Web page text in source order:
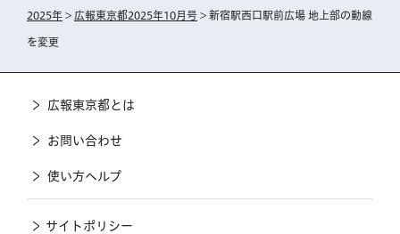
2025年 > 広報東京都2025年10月号 > 新宿駅西口駅前広場 地上部の動線
を変更
広報東京都とは
お問い合わせ
使い方ヘルプ
サイトポリシー